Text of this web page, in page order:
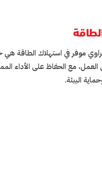
موفر في استهلاك الطاقة هي
مع الحفاظ على الأداء
البيئة.